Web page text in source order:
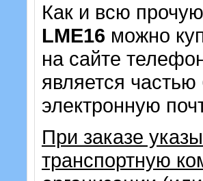
Как и всю
LME16 можно
на сайте
является
электронную
При заказе
транспортную